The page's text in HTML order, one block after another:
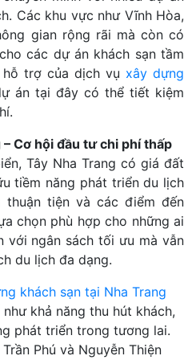
Các khu vực như Vĩnh Hòa,
gian rộng rãi mà còn có
các dự án khách sạn tầm
trợ của dịch vụ xây dựng
án tại đây có thể tiết kiệm
Cơ hội đầu tư chi phí thấp
Tây Nha Trang có giá đất
tiềm năng phát triển du lịch
thuận tiện và các điểm đến
chọn phù hợp cho những ai
với ngân sách tối ưu mà vẫn
du lịch đa dạng.
khách sạn tại Nha Trang
khả năng thu hút khách,
phát triển trong tương lai.
Phú và Nguyễn Thiện